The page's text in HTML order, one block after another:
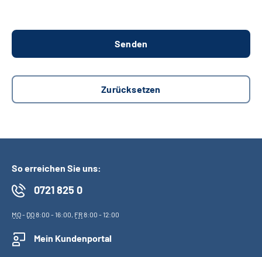
So erreichen Sie uns:
0721 825 0
MO- DO8:00 - 16:00, FR8:00 - 12:00
Mein Kundenportal